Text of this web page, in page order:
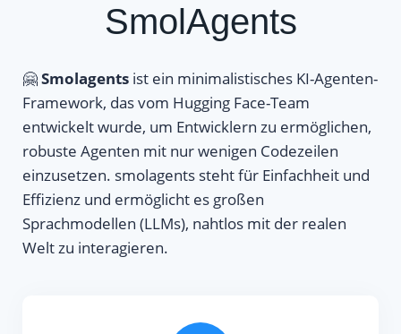
SmolAgents
🤗Smolagents ist ein minimalistisches KI-Agenten-
Framework, das vom Hugging Face-Team
entwickelt wurde, um Entwicklern zu ermöglichen,
robuste Agenten mit nur wenigen Codezeilen
einzusetzen. smolagents steht für Einfachheit und
Effizienz und ermöglicht es großen
Sprachmodellen (LLMs), nahtlos mit der realen
Welt zu interagieren.